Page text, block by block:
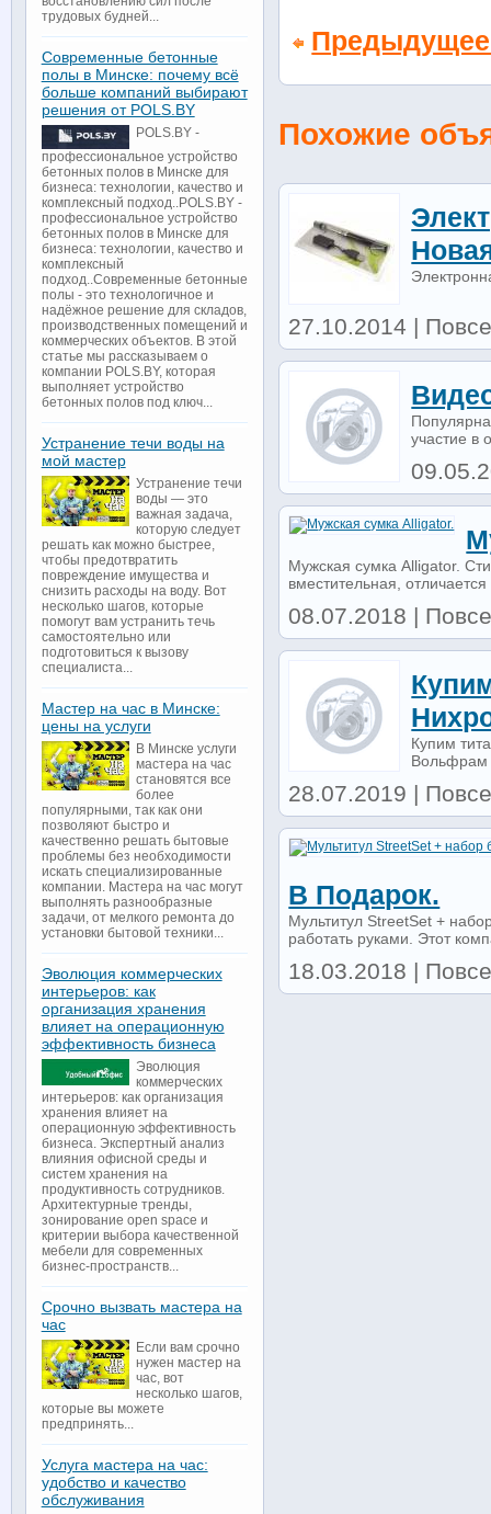
Похожие
27.10.2014 |
участие в
Мужская сумка Alligator.
вместительная,
08.07.2018 |
Купим
Вольфрам
28.07.2019 |
В Подарок.
Мультитул StreetSet +
работать руками. Этот
18.03.2018 |
трудовых будней...
Современные бетонные
полы в Минске: почему всё
больше компаний выбирают
решения от POLS.BY
POLS.BY -
профессиональное устройство
бетонных полов в Минске для
бизнеса: технологии, качество и
комплексный подход..POLS.BY -
профессиональное устройство
бетонных полов в Минске для
бизнеса: технологии, качество и
комплексный
подход..Современные бетонные
полы - это технологичное и
надёжное решение для складов,
производственных помещений и
коммерческих объектов. В этой
статье мы рассказываем о
компании POLS.BY, которая
выполняет устройство
бетонных полов под ключ...
Устранение течи воды на
мой мастер
Устранение течи
воды — это
важная задача,
которую следует
решать как можно быстрее,
чтобы предотвратить
повреждение имущества и
снизить расходы на воду. Вот
несколько шагов, которые
помогут вам устранить течь
самостоятельно или
подготовиться к вызову
специалиста...
Мастер на час в Минске:
цены на услуги
В Минске услуги
мастера на час
становятся все
более
популярными, так как они
позволяют быстро и
качественно решать бытовые
проблемы без необходимости
искать специализированные
компании. Мастера на час могут
выполнять разнообразные
задачи, от мелкого ремонта до
установки бытовой техники...
Эволюция коммерческих
интерьеров: как
организация хранения
влияет на операционную
эффективность бизнеса
Эволюция
коммерческих
интерьеров: как организация
хранения влияет на
операционную эффективность
бизнеса. Экспертный анализ
влияния офисной среды и
систем хранения на
продуктивность сотрудников.
Архитектурные тренды,
зонирование open space и
критерии выбора качественной
мебели для современных
бизнес-пространств...
Срочно вызвать мастера на
час
Если вам срочно
нужен мастер на
час, вот
несколько шагов,
которые вы можете
предпринять...
Услуга мастера на час:
удобство и качество
обслуживания